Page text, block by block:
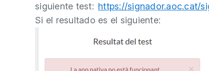
siguiente test: https://signador.aoc.cat/
Si el resultado es el siguiente: